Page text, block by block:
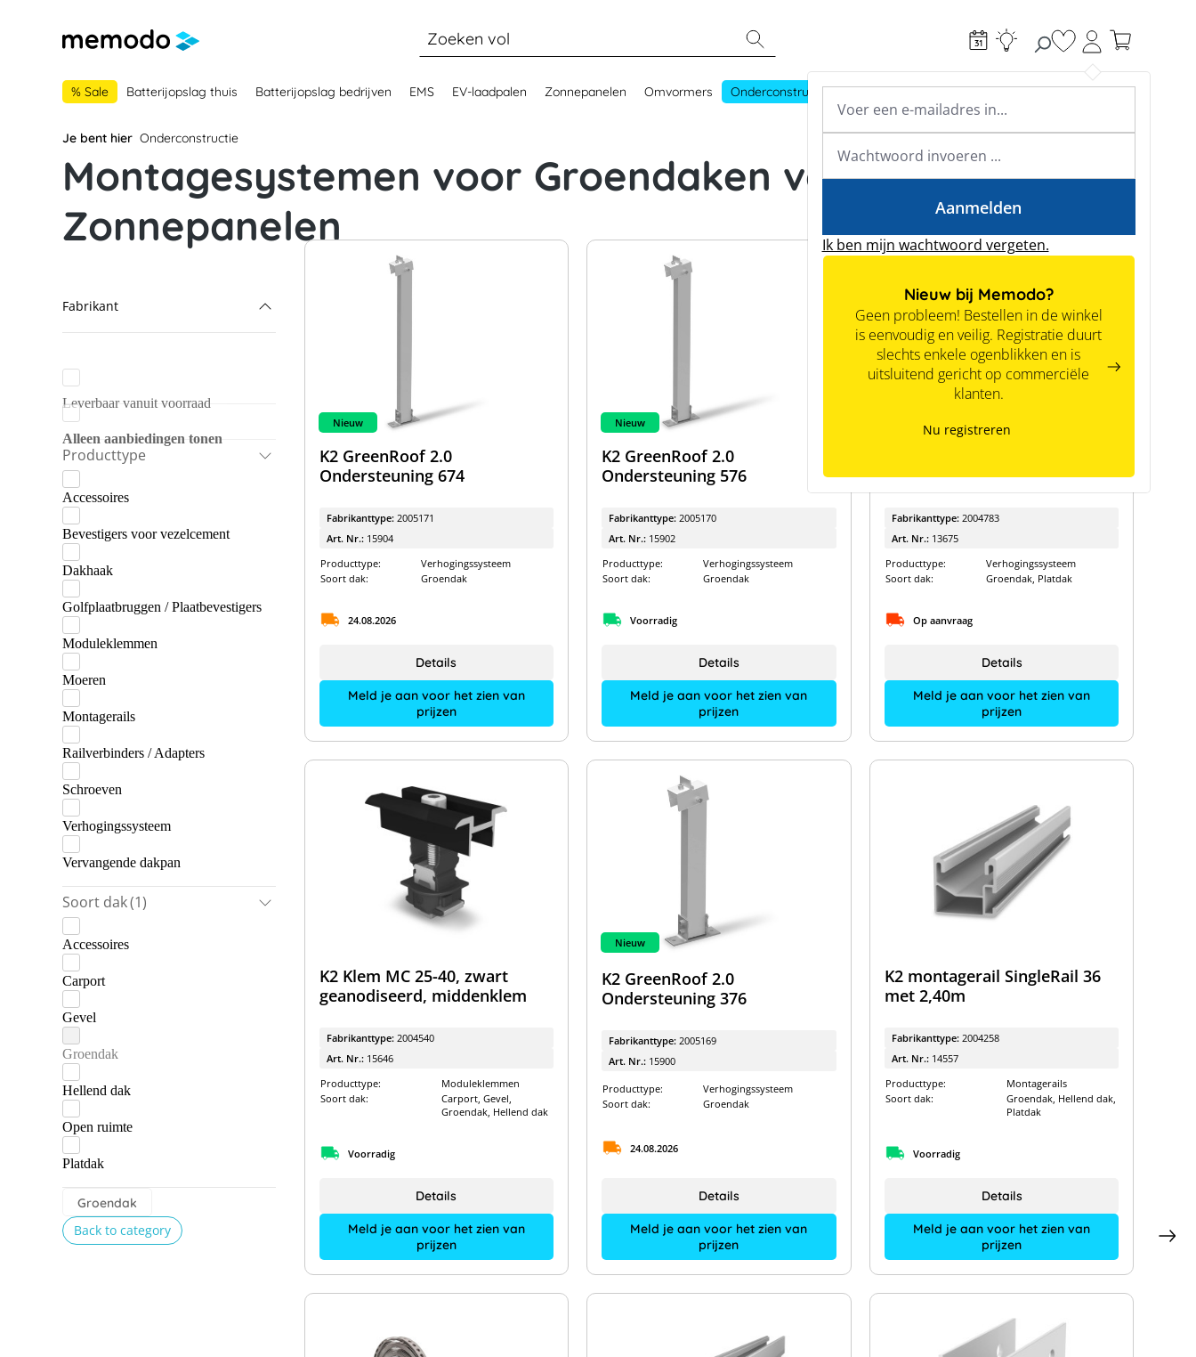
Academy & webinars
Expertkennis
Tools
Je hebt 0 items op
Ik ben mijn wachtwoord vergeten.
Aanmelden
Nieuw bij Memodo?
Geen probleem! Bestellen in de winkel
is eenvoudig en veilig. Registratie duurt
slechts enkele ogenblikken en is
uitsluitend gericht op commerciële
klanten.
Nu registreren
% Sale Batterijopslag thuis Batterijopslag bedrijven EMS EV-laadpalen Zonnepanelen Omvormers Onderconstructie Toebehoren
Je bent hier Onderconstructie
Montagesystemen voor Groendaken voor
Zonnepanelen
Fabrikant
K2 Systems
Lehmann
Praetner
Leverbaar vanuit voorraad
Alleen aanbiedingen tonen
Producttype
Accessoires
Bevestigers voor vezelcement
Dakhaak
Golfplaatbruggen / Plaatbevestigers
Moduleklemmen
Moeren
Montagerails
Railverbinders / Adapters
Schroeven
Verhogingssysteem
Vervangende dakpan
Soort dak(1)
Accessoires
Carport
Gevel
Groendak
Hellend dak
Open ruimte
Platdak
Groendak
Back to category
Nieuw
K2 GreenRoof 2.0
Ondersteuning 674
Fabrikanttype: 2005171
Art. Nr.: 15904
Producttype:
Verhogingssysteem
Soort dak:
Groendak
24.08.2026
Meld je aan voor het zien van
prijzen
Details
Nieuw
K2 GreenRoof 2.0
Ondersteuning 576
Fabrikanttype:2005170
Art. Nr.: 15902
Producttype:
Verhogingssysteem
Soort dak:
Groendak
Voorradig
Meld je aan voor het zien van
prijzen
Details
bundelset
Fabrikanttype: 2004783
Art. Nr.: 13675
Producttype:
Verhogingssysteem
Soort dak:
Groendak, Platdak
Op aanvraag
Meld je aan voor het zien van
prijzen
Details
K2 Klem MC 25-40, zwart
geanodiseerd, middenklem
Fabrikanttype: 2004540
Art. Nr.: 15646
Producttype:
Moduleklemmen
Soort dak:
Carport, Gevel,
Groendak, Hellend dak
Voorradig
Meld je aan voor het zien van
prijzen
Details
Nieuw
K2 GreenRoof 2.0
Ondersteuning 376
Fabrikanttype:2005169
Art. Nr.: 15900
Producttype:
Verhogingssysteem
Soort dak:
Groendak
24.08.2026
Meld je aan voor het zien van
prijzen
Details
K2 montagerail SingleRail 36
met 2,40m
Fabrikanttype: 2004258
Art. Nr.: 14557
Producttype:
Montagerails
Soort dak:
Groendak, Hellend dak,
Platdak
Voorradig
Meld je aan voor het zien van
prijzen
Details